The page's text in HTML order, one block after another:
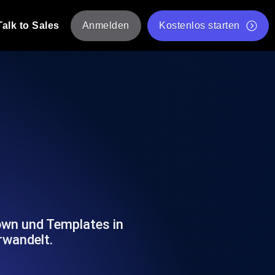
to Sales Anmelden Kostenlos starten
und Templates in